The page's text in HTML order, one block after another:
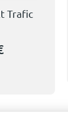
Trafic